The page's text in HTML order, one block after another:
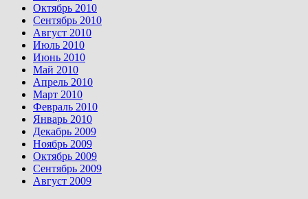
Октябрь 2010
Сентябрь 2010
Август 2010
Июль 2010
Июнь 2010
Май 2010
Апрель 2010
Март 2010
Февраль 2010
Январь 2010
Декабрь 2009
Ноябрь 2009
Октябрь 2009
Сентябрь 2009
Август 2009